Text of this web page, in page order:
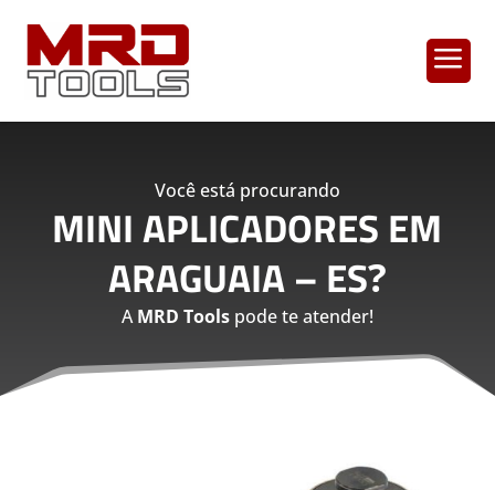
a
Você está procurando
MINI APLICADORES EM
ARAGUAIA – ES?
AMRD Toolspode te atender!